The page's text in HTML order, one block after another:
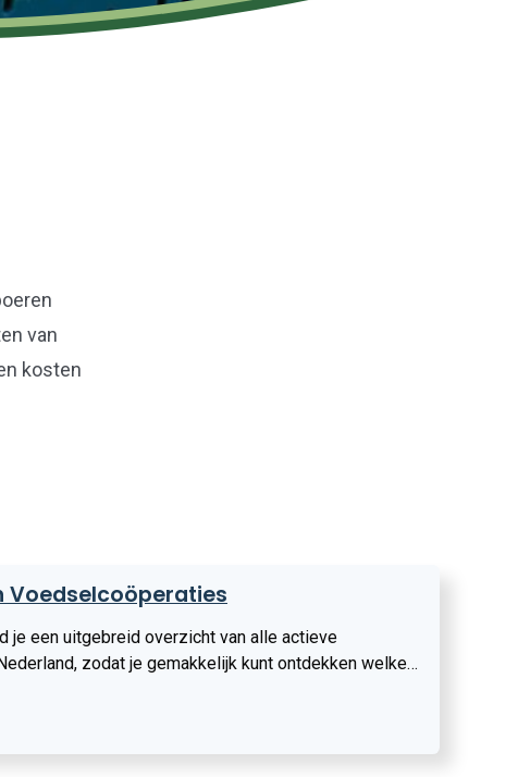
van
kosten
Voedselcoöperaties
je een uitgebreid overzicht van alle actieve
zodat je gemakkelijk kunt ontdekken welke